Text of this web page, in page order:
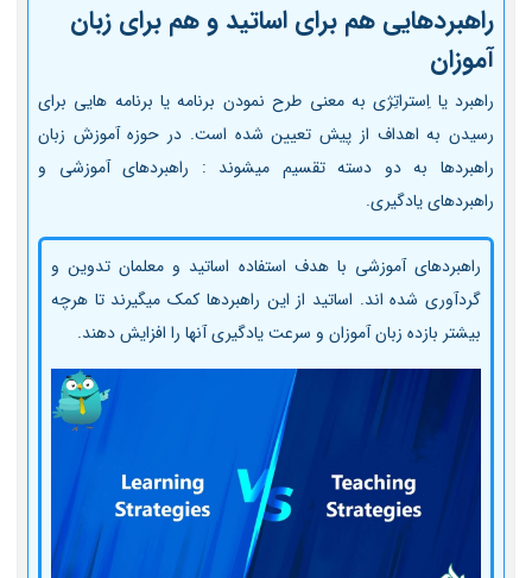
راهبردهایی هم برای اساتید و هم برای زبان
آموزان
راهبرد یا اِستراتِژی به معنی طرح نمودن برنامه­ یا برنامه ­هایی برای
رسیدن به اهداف از پیش تعیین شده است. در حوزه آموزش زبان
راهبردها به دو دسته تقسیم میشوند : راهبردهای آموزشی و
راهبردهای یادگیری.
راهبردهای آموزشی با هدف استفاده اساتید و معلمان تدوین و
گردآوری شده اند. اساتید از این راهبردها کمک میگیرند تا هرچه
بیشتر بازده زبان آموزان و سرعت یادگیری آن­ها را افزایش دهند.